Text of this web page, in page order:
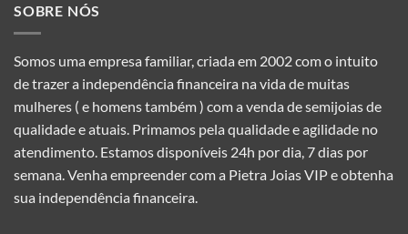
SOBRE NÓS
Somos uma empresa familiar, criada em 2002 com o intuito
de trazer a independência financeira na vida de muitas
mulheres ( e homens também ) com a venda de semijoias de
qualidade e atuais. Primamos pela qualidade e agilidade no
atendimento. Estamos disponíveis 24h por dia, 7 dias por
semana. Venha empreender com a Pietra Joias VIP e obtenha
sua independência financeira.